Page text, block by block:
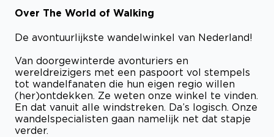
Over The World of Walking
De avontuurlijkste wandelwinkel van Nederland!
Van doorgewinterde avonturiers en
wereldreizigers met een paspoort vol stempels
tot wandelfanaten die hun eigen regio willen
(her)ontdekken. Ze weten onze winkel te vinden.
En dat vanuit alle windstreken. Da’s logisch. Onze
wandelspecialisten gaan namelijk net dat stapje
verder.